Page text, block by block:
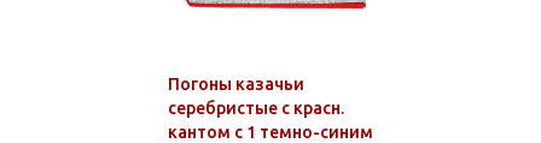
Погоны казачьи
серебристые с красн.
кантом с 1 темно-синим